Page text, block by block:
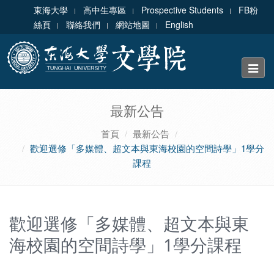
東海大學 高中生專區 Prospective Students
FB粉
絲頁
聯絡我們 網站地圖 English
Toggle
最新公告
首頁
最新公告
歡迎選修「多媒體、超文本與東海校園的空間詩學」1學分
課程
歡迎選修「多媒體、超文本與東
海校園的空間詩學」1學分課程